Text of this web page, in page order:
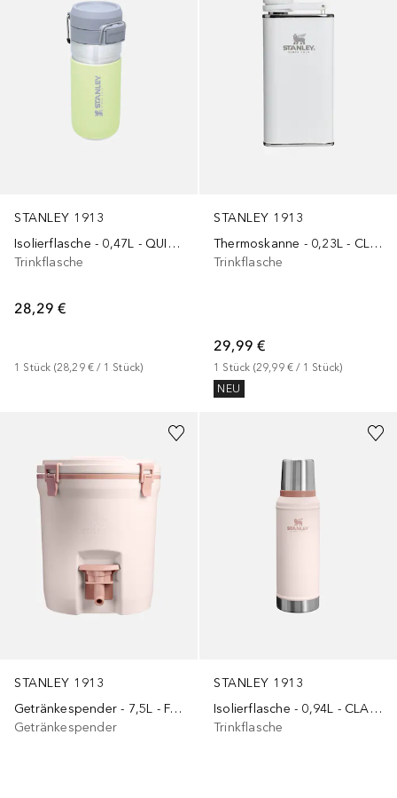
STANLEY 1913
Isolierflasche - 0,47L - QUICK FLIP WATER BOTTLE
Trinkflasche
28,29 €
1 Stück (28,29 € / 1 Stück)
STANLEY 1913
Thermoskanne - 0,23L - CLASSIC EASY FILL WIDE MOUTH FLASK
Trinkflasche
29,99 €
1 Stück (29,99 € / 1 Stück)
NEU
STANLEY 1913
Getränkespender - 7,5L - FAST-FLOW WATER JUG
Getränkespender
STANLEY 1913
Isolierflasche - 0,94L - CLASSIC LEGENDARY BOTTLE
Trinkflasche